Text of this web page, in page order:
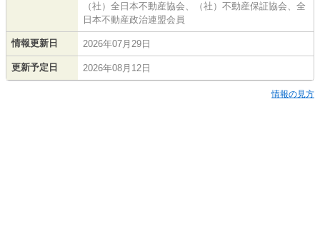
（社）全日本不動産協会、（社）不動産保証協会、全
日本不動産政治連盟会員
情報更新日 2026年07月29日
更新予定日 2026年08月12日
情報の見方